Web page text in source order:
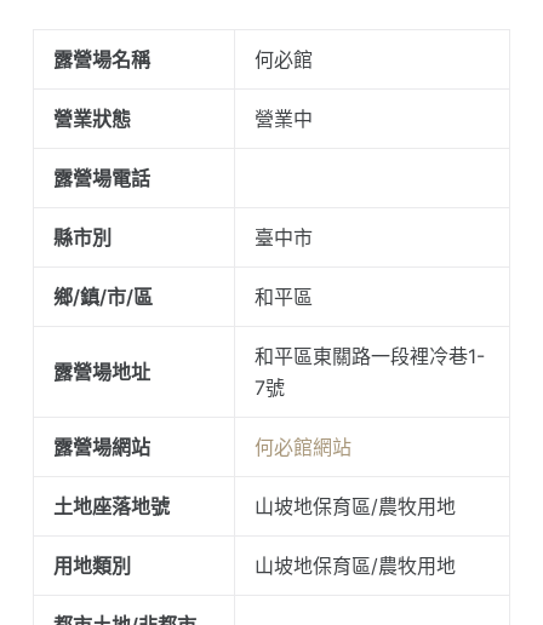
露營場名稱 何必館
營業狀態 營業中
露營場電話
縣市別 臺中市
鄉/鎮/市/區 和平區
露營場地址
和平區東關路一段裡冷巷1-
7號
露營場網站 何必館網站
土地座落地號 山坡地保育區/農牧用地
用地類別 山坡地保育區/農牧用地